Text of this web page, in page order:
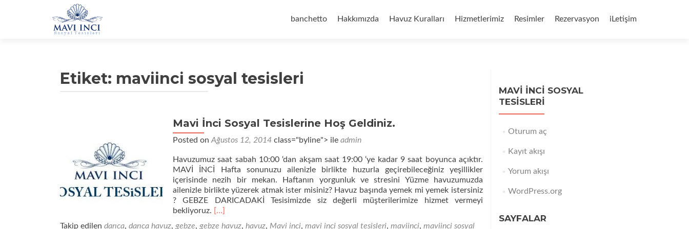
geç
banchetto Hakkımızda Havuz Kuralları Hizmetlerimiz Resimler Rezervasyon iLetişim
Etiket: maviinci sosyal tesisleri
Mavi İnci Sosyal Tesislerine Hoş Geldiniz.
Posted on Ağustos 12, 2014 class="byline"> ile admin
Havuzumuz saat sabah 10:00 ‘dan akşam saat 19:00 ‘ye kadar 9 saat boyunca açıktır.
MAVİ İNCİ Hafta sonunuzu ailenizle birlikte huzurla geçirebileceğiniz yeşillikler
içerisinde nezih bir mekan. Haftanın yorgunluk ve stresini Yüzme havuzumuzda
ailenizle birlikte yüzerek atmak ister misiniz? Havuz başında yemek mi yemek istersiniz
? GEBZE DARICADAKİ Tesisimizde siz değerli müşterilerimize hizmet vermeyi
bekliyoruz. Daha
[…]
Takip edilen darıca, darıca havuz, gebze, gebze havuz, havuz, Mavi inci, mavi inci sosyal tesisleri, maviinci, maviinci sosyal
MAVI İNCI SOSYAL
TESISLERI
Oturum aç
Kayıt akışı
Yorum akışı
WordPress.org
SAYFALAR